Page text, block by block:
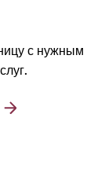
с нужным